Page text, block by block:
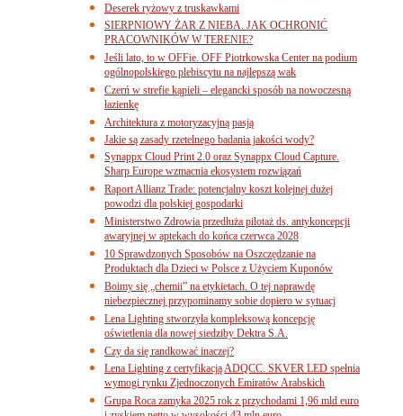
Deserek ryżowy z truskawkami
SIERPNIOWY ŻAR Z NIEBA. JAK OCHRONIĆ
PRACOWNIKÓW W TERENIE?
Jeśli lato, to w OFFie. OFF Piotrkowska Center na podium
ogólnopolskiego plebiscytu na najlepszą wak
Czerń w strefie kąpieli – elegancki sposób na nowoczesną
łazienkę
Architektura z motoryzacyjną pasją
Jakie są zasady rzetelnego badania jakości wody?
Synappx Cloud Print 2.0 oraz Synappx Cloud Capture.
Sharp Europe wzmacnia ekosystem rozwiązań
Raport Allianz Trade: potencjalny koszt kolejnej dużej
powodzi dla polskiej gospodarki
Ministerstwo Zdrowia przedłuża pilotaż ds. antykoncepcji
awaryjnej w aptekach do końca czerwca 2028
10 Sprawdzonych Sposobów na Oszczędzanie na
Produktach dla Dzieci w Polsce z Użyciem Kuponów
Boimy się „chemii” na etykietach. O tej naprawdę
niebezpiecznej przypominamy sobie dopiero w sytuacj
Lena Lighting stworzyła kompleksową koncepcję
oświetlenia dla nowej siedziby Dektra S.A.
Czy da się randkować inaczej?
Lena Lighting z certyfikacją ADQCC. SKVER LED spełnia
wymogi rynku Zjednoczonych Emiratów Arabskich
Grupa Roca zamyka 2025 rok z przychodami 1,96 mld euro